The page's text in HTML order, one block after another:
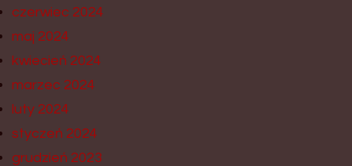
czerwiec 2024
maj 2024
kwiecień 2024
marzec 2024
luty 2024
styczeń 2024
grudzień 2023